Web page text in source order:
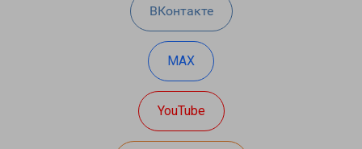
ВКонтакте
MAX
YouTube